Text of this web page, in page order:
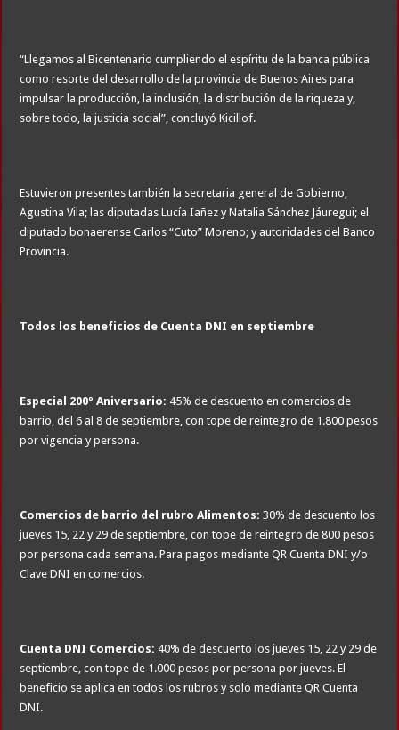
“Llegamos al Bicentenario cumpliendo el espíritu de la banca pública
como resorte del desarrollo de la provincia de Buenos Aires para
impulsar la producción, la inclusión, la distribución de la riqueza y,
sobre todo, la justicia social”, concluyó Kicillof.
Estuvieron presentes también la secretaria general de Gobierno,
Agustina Vila; las diputadas Lucía Iañez y Natalia Sánchez Jáuregui; el
diputado bonaerense Carlos “Cuto” Moreno; y autoridades del Banco
Provincia.
Todos los beneficios de Cuenta DNI en septiembre
Especial 200º Aniversario: 45% de descuento en comercios de
barrio, del 6 al 8 de septiembre, con tope de reintegro de 1.800 pesos
por vigencia y persona.
Comercios de barrio del rubro Alimentos: 30% de descuento los
jueves 15, 22 y 29 de septiembre, con tope de reintegro de 800 pesos
por persona cada semana. Para pagos mediante QR Cuenta DNI y/o
Clave DNI en comercios.
Cuenta DNI Comercios: 40% de descuento los jueves 15, 22 y 29 de
septiembre, con tope de 1.000 pesos por persona por jueves. El
beneficio se aplica en todos los rubros y solo mediante QR Cuenta
DNI.